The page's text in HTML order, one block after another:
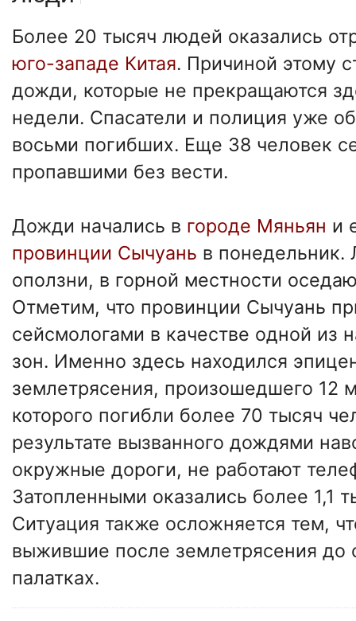
Более 20 тысяч людей оказались
юго-западе Китая. Причиной этому
дожди, которые не прекращаются
недели. Спасатели и полиция уже
восьми погибших. Еще 38 человек
пропавшими без вести.
Дожди начались в городе Мяньян и
провинции Сычуань в понедельник.
оползни, в горной местности
Отметим, что провинции Сычуань
сейсмологами в качестве одной из
зон. Именно здесь находился
землетрясения, произошедшего 12
которого погибли более 70 тысяч
результате вызванного дождями
окружные дороги, не работают
Затопленными оказались более 1,1
Ситуация также осложняется тем,
выжившие после землетрясения до
палатках.